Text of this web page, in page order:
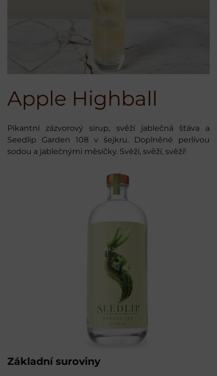
Apple Highball
Pikantní zázvorový sirup, svěží jablečná šťáva a
Seedlip Garden 108 v šejkru. Doplněné perlivou
sodou a jablečnými měsíčky. Svěží, svěží, svěží!
Základní suroviny